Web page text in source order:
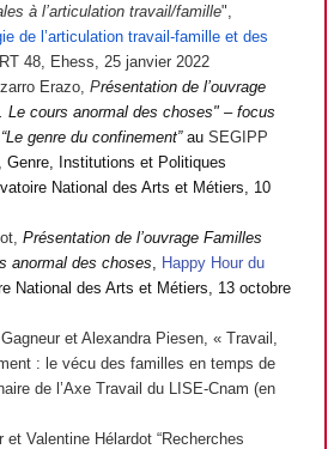
à l’articulation travail/famille",
de l’articulation travail-famille et des
48, Ehess, 25 janvier 2022
Erazo, Présentation de l’ouvrage
Le cours anormal des choses" – focus
Le genre du confinement”au SEGIPP
Genre, Institutions et Politiques
National des Arts et Métiers, 10
Présentation de l’ouvrage Familles
anormal des choses
Happy Hour du
National des Arts et Métiers, 13 octobre
et Alexandra Piesen, « Travail,
: le vécu des familles en temps de
de l’Axe Travail du LISE-Cnam (en
Valentine Hélardot “Recherches